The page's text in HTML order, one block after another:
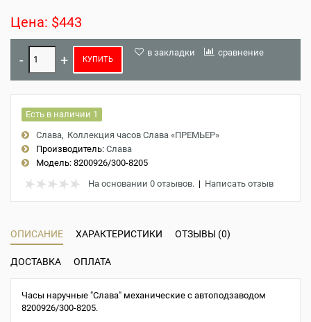
Цена: $443
КУПИТЬ
в закладки сравнение
Есть в наличии 1
Слава Коллекция часов Слава «ПРЕМЬЕР»
Производитель: Слава
Модель: 8200926/300-8205
На основании 0 отзывов. | Написать отзыв
ОПИСАНИЕ ХАРАКТЕРИСТИКИ ОТЗЫВЫ (0)
ДОСТАВКА ОПЛАТА
Часы наручные "Слава" механические с автоподзаводом
8200926/300-8205.